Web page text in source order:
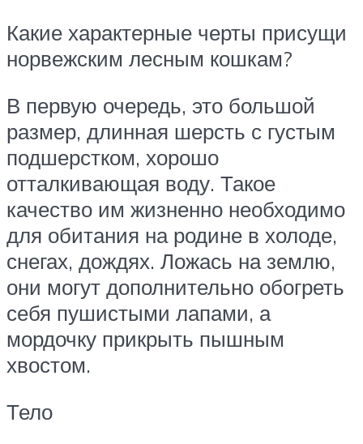
Какие характерные черты присущи
норвежским лесным кошкам?
В первую очередь, это большой
размер, длинная шерсть с густым
подшерстком, хорошо
отталкивающая воду. Такое
качество им жизненно необходимо
для обитания на родине в холоде,
снегах, дождях. Ложась на землю,
они могут дополнительно обогреть
себя пушистыми лапами, а
мордочку прикрыть пышным
хвостом.
Тело